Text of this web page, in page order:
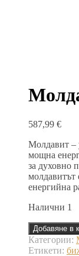
587,99 €
Молдавит –
мощна
за духовно
молдавитът
енергийна
Налични 1
количество
за
Молдавит
Добавяне в
Категории:
Етикети: